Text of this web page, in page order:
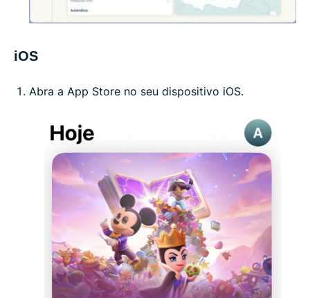
iOS
Abra a App Store no seu dispositivo iOS.